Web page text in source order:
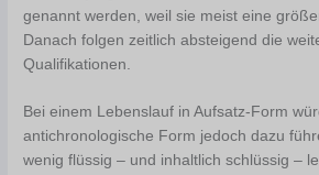
genannt werden, weil sie meist eine
Danach folgen zeitlich absteigend die
Qualifikationen.
Bei einem Lebenslauf in Aufsatz-Form
antichronologische Form jedoch dazu
wenig flüssig – und inhaltlich schlüssig –